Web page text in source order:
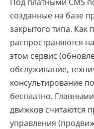
созданные на базе
закрытого типа. Как
распространяются
этом сервис
обслуживание,
консультирование
бесплатно.
движков считаются
управления